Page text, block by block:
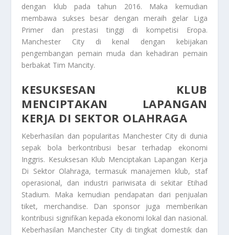
dengan klub pada tahun 2016. Maka kemudian
membawa sukses besar dengan meraih gelar Liga
Primer dan prestasi tinggi di kompetisi Eropa.
Manchester City di kenal dengan kebijakan
pengembangan pemain muda dan kehadiran pemain
berbakat Tim Mancity.
KESUKSESAN KLUB
MENCIPTAKAN LAPANGAN
KERJA DI SEKTOR OLAHRAGA
Keberhasilan dan popularitas Manchester City di dunia
sepak bola berkontribusi besar terhadap ekonomi
Inggris. Kesuksesan Klub Menciptakan Lapangan Kerja
Di Sektor Olahraga, termasuk manajemen klub, staf
operasional, dan industri pariwisata di sekitar Etihad
Stadium. Maka kemudian pendapatan dari penjualan
tiket, merchandise. Dan sponsor juga memberikan
kontribusi signifikan kepada ekonomi lokal dan nasional.
Keberhasilan Manchester City di tingkat domestik dan